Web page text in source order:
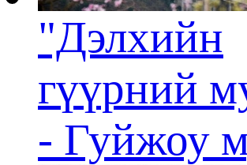
"Дэлхийн
гүүрний
- Гуйжоу